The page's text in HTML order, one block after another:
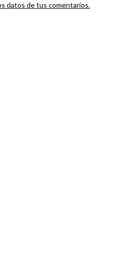
datos de tus comentarios.